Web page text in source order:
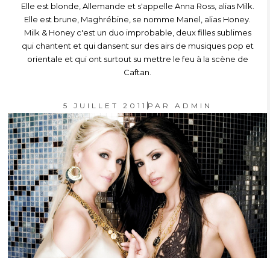
Elle est blonde, Allemande et s'appelle Anna Ross, alias Milk.
Elle est brune, Maghrébine, se nomme Manel, alias Honey.
Milk & Honey c'est un duo improbable, deux filles sublimes
qui chantent et qui dansent sur des airs de musiques pop et
orientale et qui ont surtout su mettre le feu à la scène de
Caftan.
5 JUILLET 2011 PAR ADMIN